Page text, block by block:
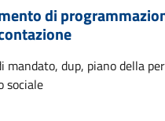
di
mandato, dup, piano della
sociale